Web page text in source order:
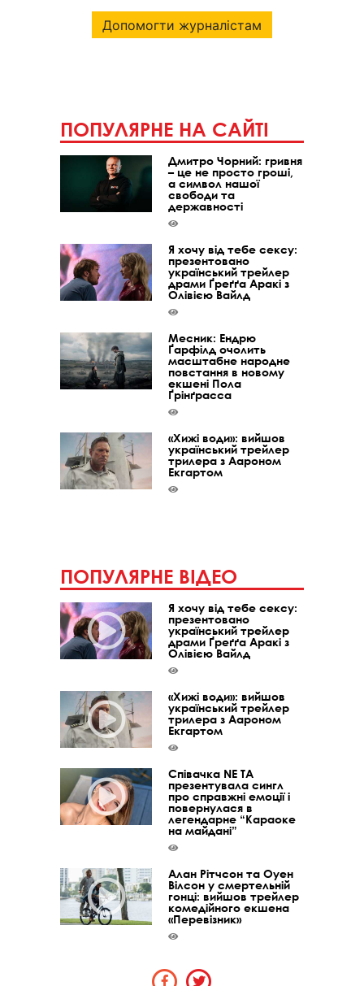
Допомогти журналістам
ПОПУЛЯРНЕ НА САЙТІ
Дмитро Чорний: гривня
– це не просто гроші,
а символ нашої
свободи та
державності
Я хочу від тебе сексу:
презентовано
український трейлер
драми Ґреґґа Аракі з
Олівією Вайлд
Месник: Ендрю
Ґарфілд очолить
масштабне народне
повстання в новому
екшені Пола
Ґрінґрасса
«Хижі води»: вийшов
український трейлер
трилера з Аароном
Екгартом
ПОПУЛЯРНЕ ВІДЕО
Я хочу від тебе сексу:
презентовано
український трейлер
драми Ґреґґа Аракі з
Олівією Вайлд
«Хижі води»: вийшов
український трейлер
трилера з Аароном
Екгартом
Співачка NE TA
презентувала сингл
про справжні емоції і
повернулася в
легендарне “Караоке
на майдані”
Алан Рітчсон та Оуен
Вілсон у смертельній
гонці: вийшов трейлер
комедійного екшена
«Перевізник»